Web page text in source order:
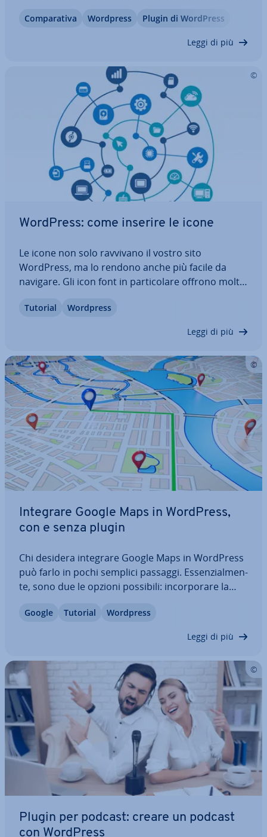
contatto, puoi inserirne uno fa­cil­men­te. Ma quali
Com­pa­ra­ti­va Wordpress Plugin di WordPress
Leggi di più
WordPress: come inserire le icone
Le icone non solo ravvivano il vostro sito
WordPress, ma lo rendono anche più facile da
navigare. Gli icon font in par­ti­co­la­re offrono molti
diversi per ogni scopo. Nell’articolo vi spie­ghia­mo
Tutorial Wordpress
Leggi di più
Integrare Google Maps in WordPress,
con e senza plugin
Chi desidera integrare Google Maps in WordPress
può farlo in pochi semplici passaggi. Es­sen­zial­men­
te, sono due le opzioni possibili: in­cor­po­ra­re la
un plugin. Scoprite quali plugin sono di­spo­ni­bi­li e
Google Tutorial Wordpress
Leggi di più
Plugin per podcast: creare un podcast
con WordPress